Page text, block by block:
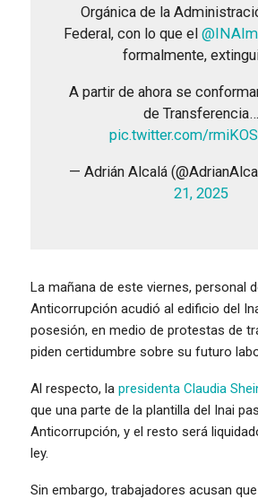
Orgánica de la
Federal, con lo que el
formalmente,
A partir de ahora se
de Transferencia…
pic.twitter.com/
— Adrián Alcalá
21, 2025
La mañana de este viernes, personal
Anticorrupción acudió al edificio del
posesión, en medio de protestas de
piden certidumbre sobre su futuro
Al respecto, la presidenta Claudia
que una parte de la plantilla del Inai
Anticorrupción, y el resto será
ley.
Sin embargo, trabajadores acusan